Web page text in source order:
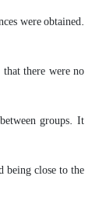
were obtained.
there were no
groups. It
being close to the